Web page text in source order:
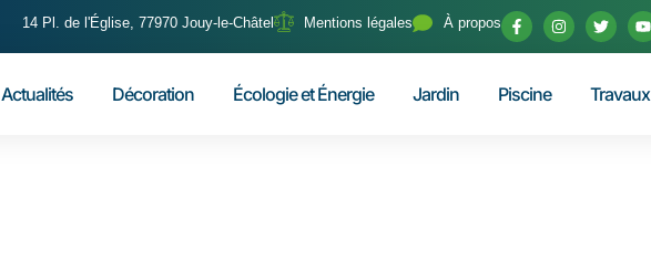
14 Pl. de l'Église, 77970 Jouy-le-Châtel Mentions légales À propos
Actualités Décoration Écologie et Énergie Jardin Piscine Travaux